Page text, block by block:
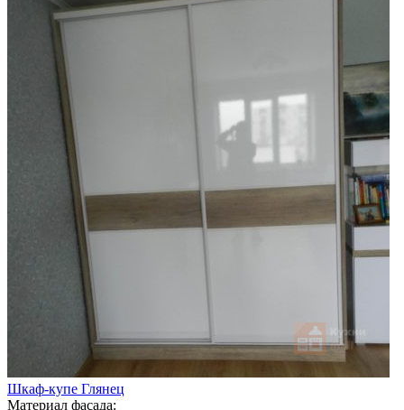
Шкаф-купе Глянец
Материал фасада: